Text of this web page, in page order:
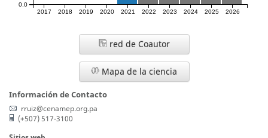
2017 2018 2019 2020 2021 2022 2023 2024 2025 2026
0.0
red de Coautor
Mapa de la ciencia
Información de Contacto
rruiz@cenamep.org.pa
(+507) 517-3100